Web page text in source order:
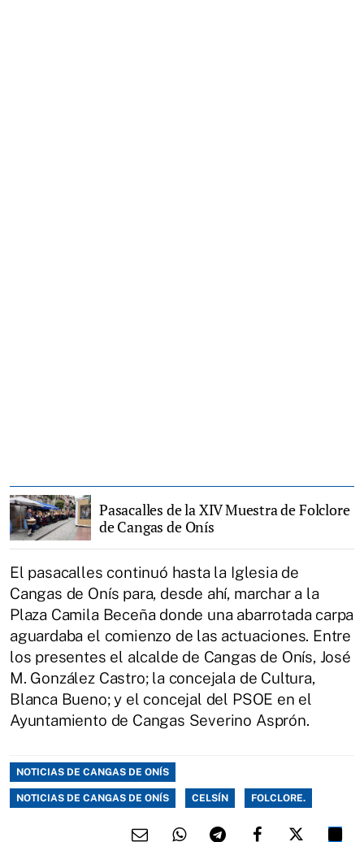
Pasacalles de la XIV Muestra de Folclore
de Cangas de Onís
El pasacalles continuó hasta la Iglesia de
Cangas de Onís para, desde ahí, marchar a la
Plaza Camila Beceña donde una abarrotada carpa
aguardaba el comienzo de las actuaciones. Entre
los presentes el alcalde de Cangas de Onís, José
M. González Castro; la concejala de Cultura,
Blanca Bueno; y el concejal del PSOE en el
Ayuntamiento de Cangas Severino Asprón.
NOTICIAS DE CANGAS DE ONÍS
NOTICIAS DE CANGAS DE ONÍS CELSÍN FOLCLORE.